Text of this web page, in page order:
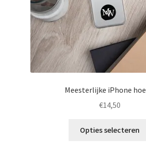
Meesterlijke iPhone
€14,50
Opties selecteren